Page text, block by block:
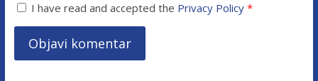
I have read and accepted the Privacy Policy*